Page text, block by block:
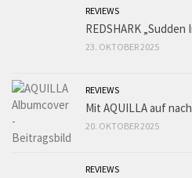
REVIEWS
REDSHARK
23. OKTOBER 2025
REVIEWS
Mit AQUILLA auf
20. OKTOBER 2025
REVIEWS